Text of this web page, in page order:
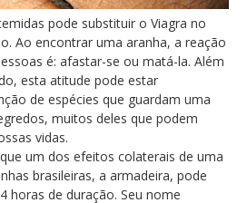
pode substituir o Viagra no
Ao encontrar uma aranha, a reação
é: afastar-se ou matá-la. Além
esta atitude pode estar
de espécies que guardam uma
muitos deles que podem
vidas.
um dos efeitos colaterais de uma
brasileiras, a armadeira, pode
horas de duração. Seu nome